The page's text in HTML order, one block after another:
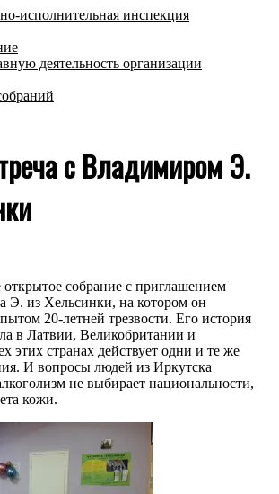
исполнительная инспекция
деятельность организации
с Владимиром Э.
собрание с приглашением
Э. из Хельсинки, на котором он
20-летней трезвости. Его история
в Латвии, Великобритании и
этих странах действует одни и те же
И вопросы людей из Иркутска
не выбирает национальности,
кожи.